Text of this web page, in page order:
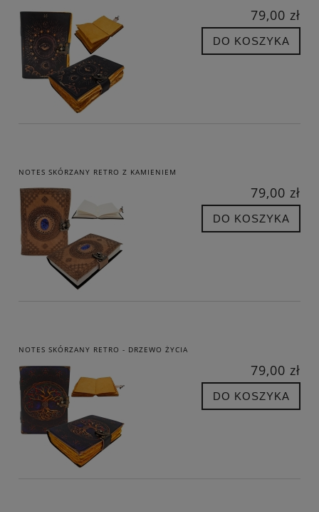
79,00 zł
DO KOSZYKA
NOTES SKÓRZANY RETRO Z KAMIENIEM
79,00 zł
DO KOSZYKA
NOTES SKÓRZANY RETRO - DRZEWO ŻYCIA
79,00 zł
DO KOSZYKA